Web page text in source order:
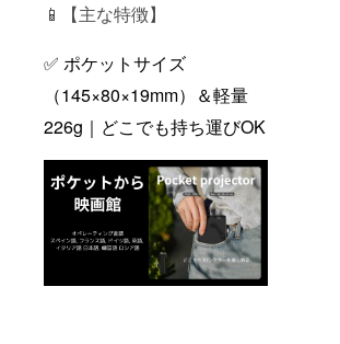
📱【主な特徴】
✅ ポケットサイズ
（145×80×19mm）＆軽量
226g｜どこでも持ち運びOK